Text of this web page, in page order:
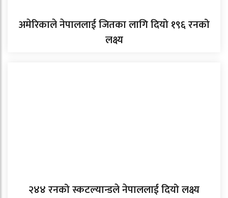
अमेरिकाले नेपाललाई जितका लागि दियो १९६ रनको
लक्ष्य
२४४ रनको स्कटल्यान्डले नेपाललाई दियो लक्ष्य